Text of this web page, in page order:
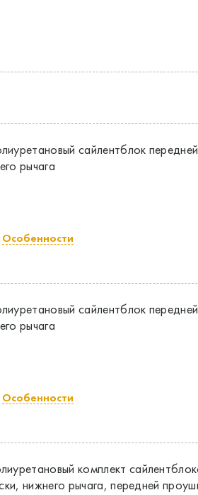
сайлентблок передней
рычага
Особенности
сайлентблок передней
рычага
Особенности
комплект
нижнего рычага, передней